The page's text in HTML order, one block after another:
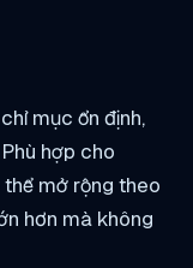
mục ổn định,
hợp cho
mở rộng theo
hơn mà không